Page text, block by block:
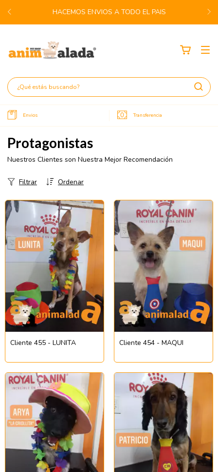
HACEMOS ENVIOS A TODO EL PAIS
Envios Transferencia
Protagonistas
Nuestros Clientes son Nuestra Mejor Recomendación
Ordenar
Filtrar
Cliente 455 - LUNITA Cliente 454 - MAQUI